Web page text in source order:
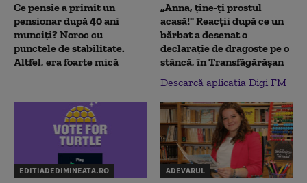
Ce pensie a primit un
pensionar după 40 ani
munciți? Noroc cu
punctele de stabilitate.
Altfel, era foarte mică
„Anna, ţine-ţi prostul
acasă!" Reacţii după ce un
bărbat a desenat o
declaraţie de dragoste pe o
stâncă, în Transfăgărăşan
Descarcă aplicația Digi FM
EDITIADEDIMINEATA.RO ADEVARUL